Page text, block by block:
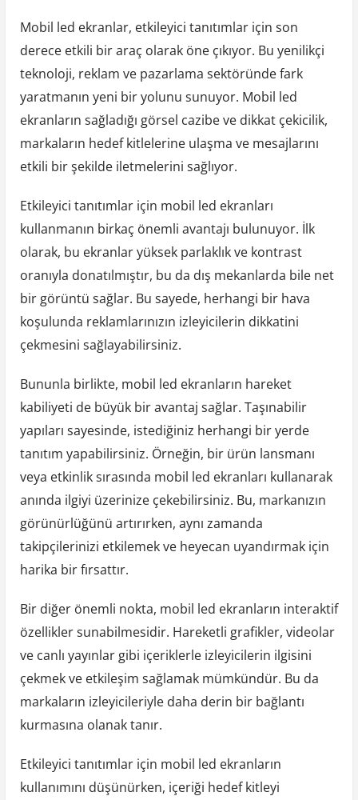
Mobil led ekranlar, etkileyici tanıtımlar için son
derece etkili bir araç olarak öne çıkıyor. Bu yenilikçi
teknoloji, reklam ve pazarlama sektöründe fark
yaratmanın yeni bir yolunu sunuyor. Mobil led
ekranların sağladığı görsel cazibe ve dikkat çekicilik,
markaların hedef kitlelerine ulaşma ve mesajlarını
etkili bir şekilde iletmelerini sağlıyor.
Etkileyici tanıtımlar için mobil led ekranları
kullanmanın birkaç önemli avantajı bulunuyor. İlk
olarak, bu ekranlar yüksek parlaklık ve kontrast
oranıyla donatılmıştır, bu da dış mekanlarda bile net
bir görüntü sağlar. Bu sayede, herhangi bir hava
koşulunda reklamlarınızın izleyicilerin dikkatini
çekmesini sağlayabilirsiniz.
Bununla birlikte, mobil led ekranların hareket
kabiliyeti de büyük bir avantaj sağlar. Taşınabilir
yapıları sayesinde, istediğiniz herhangi bir yerde
tanıtım yapabilirsiniz. Örneğin, bir ürün lansmanı
veya etkinlik sırasında mobil led ekranları kullanarak
anında ilgiyi üzerinize çekebilirsiniz. Bu, markanızın
görünürlüğünü artırırken, aynı zamanda
takipçilerinizi etkilemek ve heyecan uyandırmak için
harika bir fırsattır.
Bir diğer önemli nokta, mobil led ekranların interaktif
özellikler sunabilmesidir. Hareketli grafikler, videolar
ve canlı yayınlar gibi içeriklerle izleyicilerin ilgisini
çekmek ve etkileşim sağlamak mümkündür. Bu da
markaların izleyicileriyle daha derin bir bağlantı
kurmasına olanak tanır.
Etkileyici tanıtımlar için mobil led ekranların
kullanımını düşünürken, içeriği hedef kitleyi